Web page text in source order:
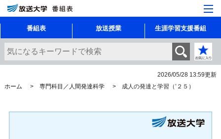
番組表 放送授業 生涯学習支援番組
2026/05/28 13:59更新
ホーム
専門科目／人間発達科学 成人の発達と学習（’２５）